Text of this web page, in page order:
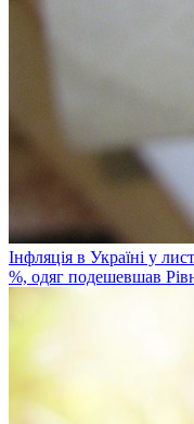
Інфляція в Україні у
%, одяг подешевшав